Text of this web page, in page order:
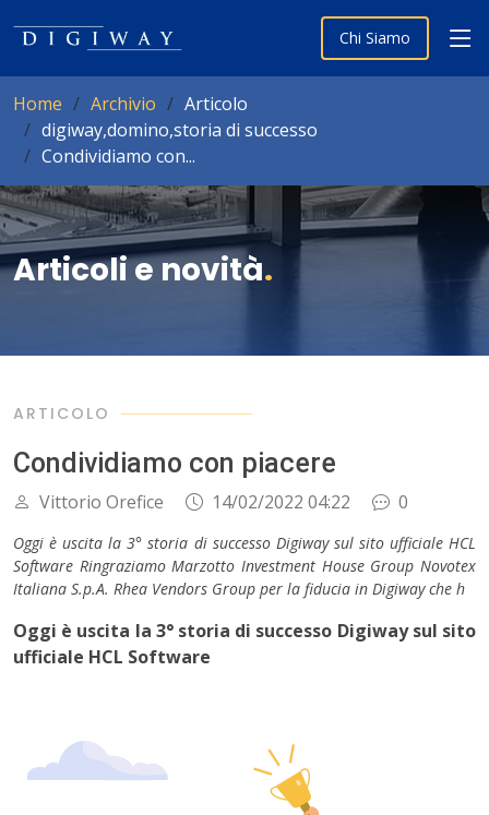
Chi Siamo
Home Archivio
Articolo
digiway,domino,storia di successo
Condividiamo con...
Articoli e novità.
ARTICOLO
Condividiamo con piacere
Vittorio Orefice 14/02/2022 04:22 0
Oggi è uscita la 3° storia di successo Digiway sul sito ufficiale HCL
Software Ringraziamo Marzotto Investment House Group Novotex
Italiana S.p.A. Rhea Vendors Group per la fiducia in Digiway che h
Oggi è uscita la 3° storia di successo Digiway sul sito
ufficiale HCL Software